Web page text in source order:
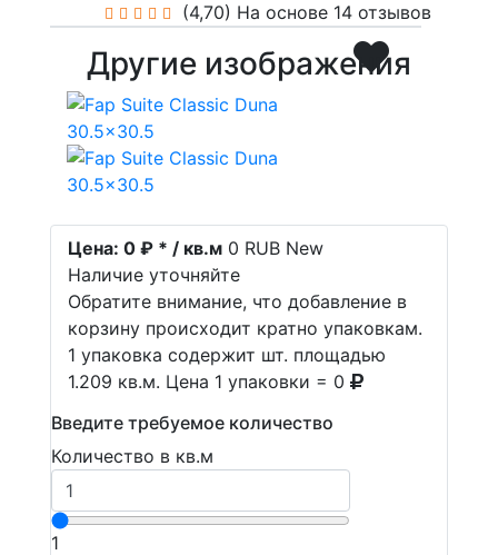
(4,70) На основе 14 отзывов
Другие изображения
Цена: 0 ₽ * / кв.м 0 RUB New
Наличие уточняйте
Обратите внимание, что добавление в
корзину происходит кратно упаковкам.
1 упаковка содержит шт. площадью
1.209 кв.м. Цена 1 упаковки = 0
Введите требуемое количество
Количество в кв.м
1